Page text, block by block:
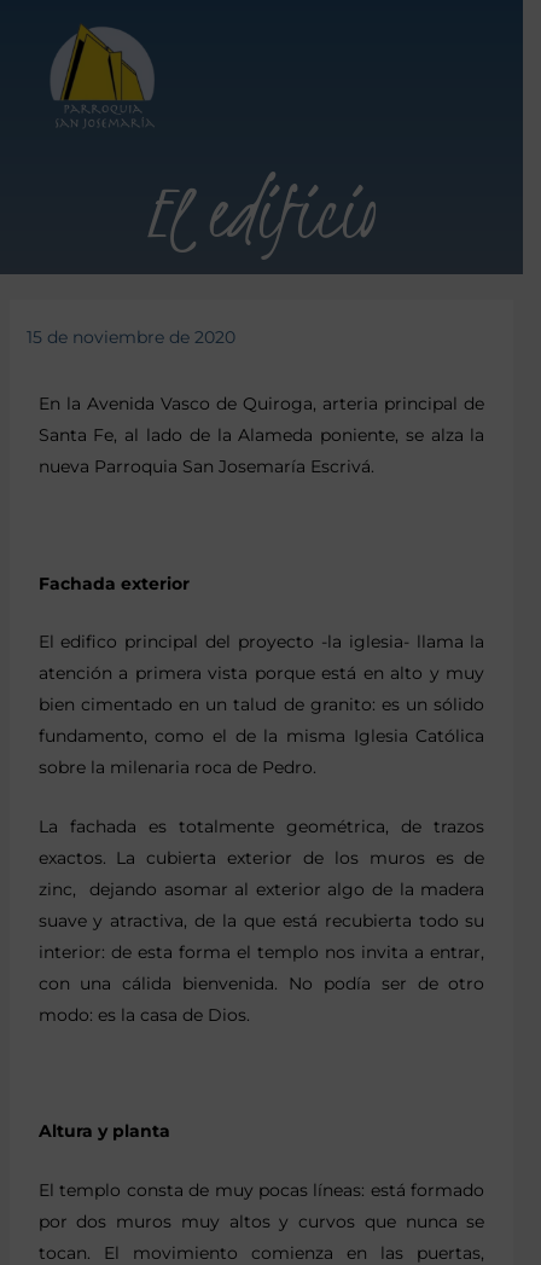
El edificio
15 de noviembre de 2020
En la Avenida Vasco de Quiroga, arteria principal de
Santa Fe, al lado de la Alameda poniente, se alza la
nueva Parroquia San Josemaría Escrivá.
Fachada exterior
El edifico principal del proyecto -la iglesia- llama la
atención a primera vista porque está en alto y muy
bien cimentado en un talud de granito: es un sólido
fundamento, como el de la misma Iglesia Católica
sobre la milenaria roca de Pedro.
La fachada es totalmente geométrica, de trazos
exactos. La cubierta exterior de los muros es de
zinc, dejando asomar al exterior algo de la madera
suave y atractiva, de la que está recubierta todo su
interior: de esta forma el templo nos invita a entrar,
con una cálida bienvenida. No podía ser de otro
modo: es la casa de Dios.
Altura y planta
El templo consta de muy pocas líneas: está formado
por dos muros muy altos y curvos que nunca se
tocan. El movimiento comienza en las puertas,